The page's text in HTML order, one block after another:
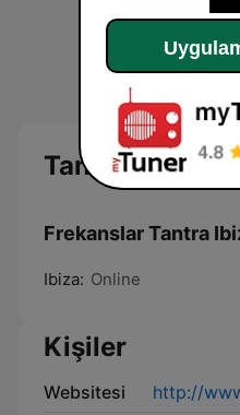
Tantra Ibiza
Frekanslar Tantra
Ibiza: Online
Kişiler
Websitesi
http://